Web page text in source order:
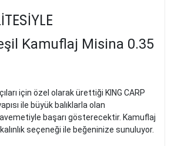
Kamuflaj Misina 0.35
için özel olarak ürettiği KING CARP
ile büyük balıklarla olan
başarı gösterecektir. Kamuflaj
seçeneği ile beğeninize sunuluyor.